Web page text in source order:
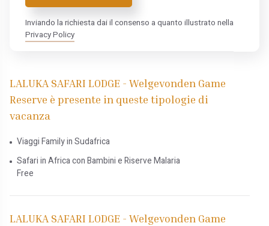
Inviando la richiesta dai il consenso a quanto illustrato nella
Privacy Policy
LALUKA SAFARI LODGE - Welgevonden Game
Reserve è presente in queste tipologie di
vacanza
Viaggi Family in Sudafrica
Safari in Africa con Bambini e Riserve Malaria
Free
LALUKA SAFARI LODGE - Welgevonden Game